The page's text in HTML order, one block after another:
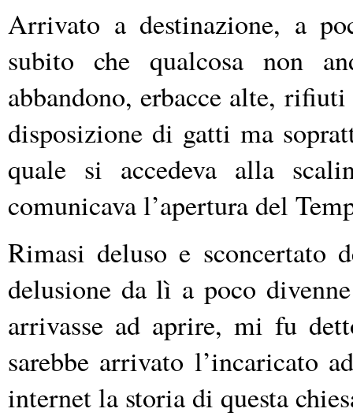
Arrivato a destinazione, a
subito che qualcosa non
abbandono, erbacce alte,
disposizione di gatti ma
quale si accedeva alla
comunicava l’apertura del
Rimasi deluso e sconcertato
delusione da lì a poco
arrivasse ad aprire, mi fu
sarebbe arrivato l’incaricato
internet la storia di questa